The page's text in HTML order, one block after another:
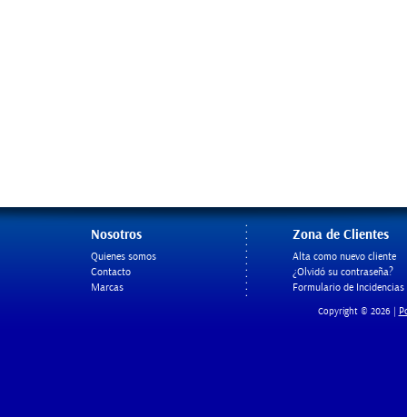
Nosotros
Quienes somos
Contacto
Marcas
Zona de Clientes
Alta como nuevo cliente
¿Olvidó su contraseña?
Formulario de Incidencias
Copyright © 2026 |